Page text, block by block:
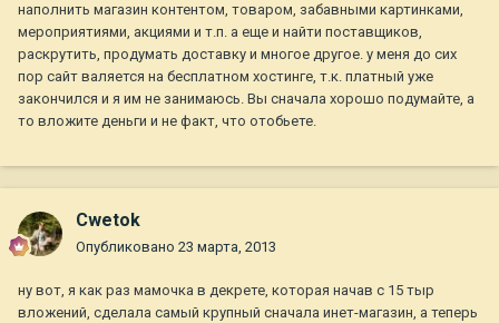
наполнить магазин контентом, товаром, забавными картинками,
мероприятиями, акциями и т.п. а еще и найти поставщиков,
раскрутить, продумать доставку и многое другое. у меня до сих
пор сайт валяется на бесплатном хостинге, т.к. платный уже
закончился и я им не занимаюсь. Вы сначала хорошо подумайте, а
то вложите деньги и не факт, что отобьете.
Cwetok
Опубликовано 23 марта, 2013
ну вот, я как раз мамочка в декрете, которая начав с 15 тыр
вложений, сделала самый крупный сначала инет-магазин, а теперь